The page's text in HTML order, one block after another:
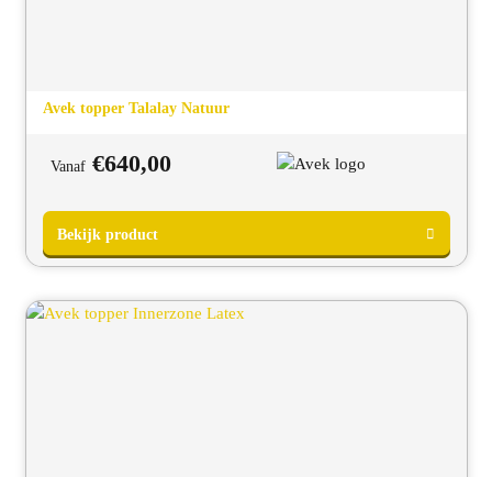
Avek topper Talalay Natuur
Vanaf €640,00